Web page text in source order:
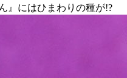
』にはひまわりの種が!?